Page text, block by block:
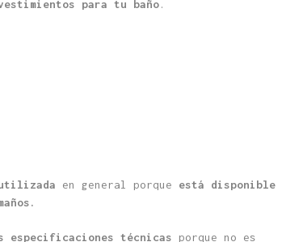
para tu baño.
utilizada en general porque está disponible
especificaciones técnicas porque no es